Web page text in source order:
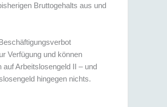
Bruttogehalts aus und
Verfügung und können
Arbeitslosengeld II – und
hingegen nichts.